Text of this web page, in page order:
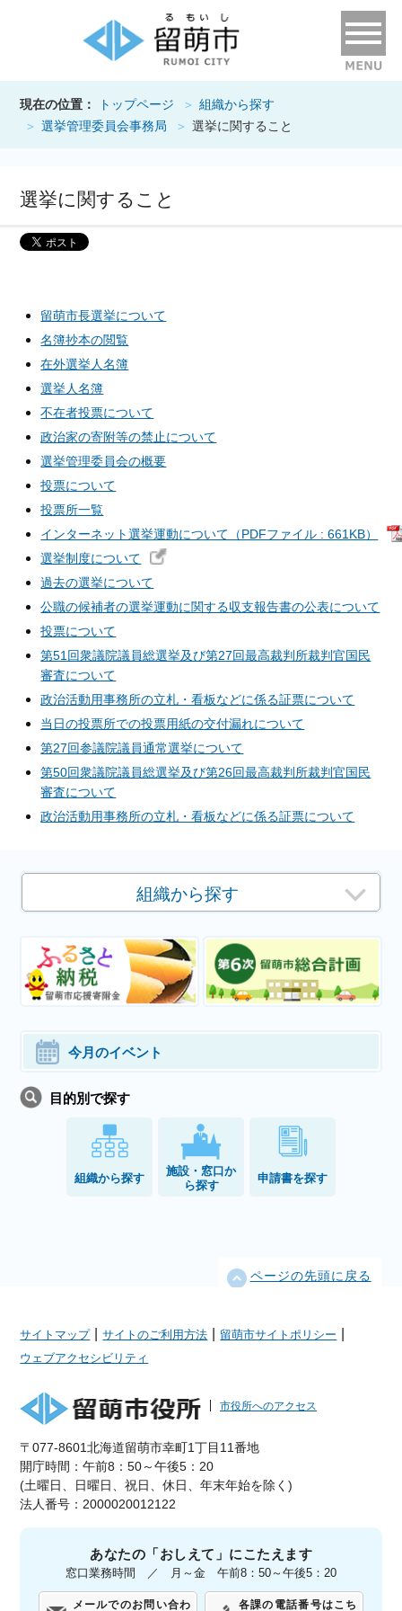
現在の位置： トップページ
組織から探す
選挙管理委員会事務局
選挙に関すること
選挙に関すること
留萌市長選挙について
名簿抄本の閲覧
在外選挙人名簿
選挙人名簿
不在者投票について
政治家の寄附等の禁止について
選挙管理委員会の概要
投票について
投票所一覧
インターネット選挙運動について（PDFファイル : 661KB）
選挙制度について
過去の選挙について
公職の候補者の選挙運動に関する収支報告書の公表について
投票について
第51回衆議院議員総選挙及び第27回最高裁判所裁判官国民
審査について
政治活動用事務所の立札・看板などに係る証票について
当日の投票所での投票用紙の交付漏れについて
第27回参議院議員通常選挙について
第50回衆議院議員総選挙及び第26回最高裁判所裁判官国民
審査について
政治活動用事務所の立札・看板などに係る証票について
組織から探す
今月のイベント
目的別で探す
組織から探す
施設・窓口か
ら探す
申請書を探す
ページの先頭に戻る
サイトマップ サイトのご利用方法 留萌市サイトポリシー
ウェブアクセシビリティ
市役所へのアクセス
〒077-8601北海道留萌市幸町1丁目11番地
開庁時間：午前8：50～午後5：20
(土曜日、日曜日、祝日、休日、年末年始を除く)
法人番号：2000020012122
あなたの「おしえて」にこたえます
窓口業務時間 ／ 月～金 午前8：50～午後5：20
メールでのお問い合わ 各課の電話番号はこち